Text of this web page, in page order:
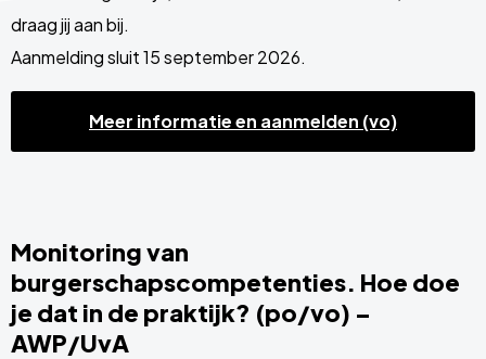
draag jij aan bij.
Aanmelding sluit 15 september 2026.
Meer informatie en aanmelden (vo)
Monitoring van
burgerschapscompetenties. Hoe doe
je dat in de praktijk? (po/vo) –
AWP/UvA